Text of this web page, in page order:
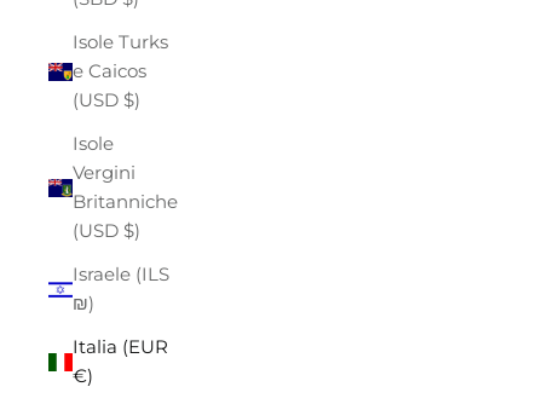
Isole Turks
e Caicos
(USD $)
Isole
Vergini
Britanniche
(USD $)
Israele (ILS
₪)
Italia (EUR
€)